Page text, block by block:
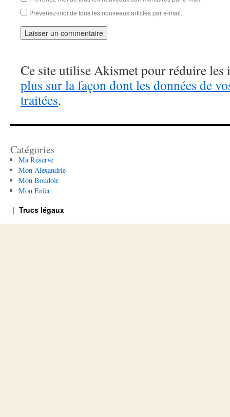
Prévenez-moi de tous les nouveaux articles par e-mail.
Ce site utilise Akismet pour réduire les
plus sur la façon dont les données de
traitées.
Catégories
Ma Réserve
Mon Alexandrie
Mon Boudoir
Mon Enfer
Trucs légaux